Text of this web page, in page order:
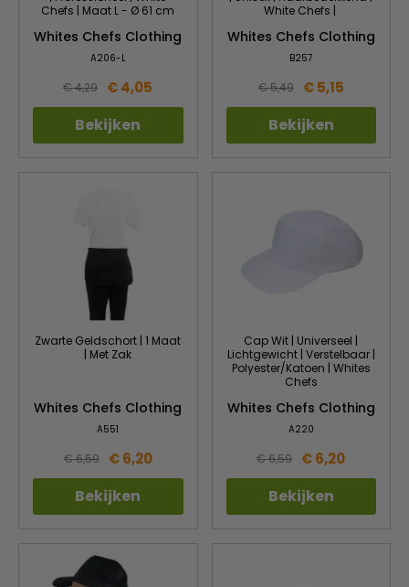
Chefs | Maat L - Ø 61 cm
Whites Chefs Clothing
A206-L
€ 4,29 € 4,05
Bekijken
White Chefs |
Whites Chefs Clothing
B257
€ 5,49 € 5,15
Bekijken
Zwarte Geldschort | 1 Maat
| Met Zak
Whites Chefs Clothing
A551
€ 6,59 € 6,20
Bekijken
Cap Wit | Universeel |
Lichtgewicht | Verstelbaar |
Polyester/Katoen | Whites
Chefs
Whites Chefs Clothing
A220
€ 6,59 € 6,20
Bekijken